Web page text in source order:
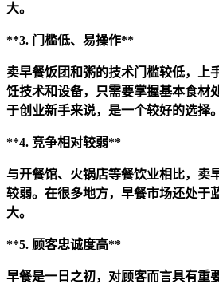
大。
**3. 门槛低、易操作**
卖早餐饭团和粥的技术门槛较低，上
饪技术和设备，只需要掌握基本食材
于创业新手来说，是一个较好的选择。
**4. 竞争相对较弱**
与开餐馆、火锅店等餐饮业相比，卖
较弱。在很多地方，早餐市场还处于
大。
**5. 顾客忠诚度高**
早餐是一日之初，对顾客而言具有重